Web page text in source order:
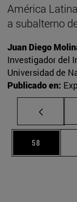
América
a subalterno
Juan Diego
Investigador del
Universidad de
Publicado en:
Página
58